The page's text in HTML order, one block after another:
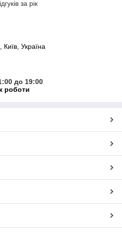
за рік
Україна
до 19:00
роботи